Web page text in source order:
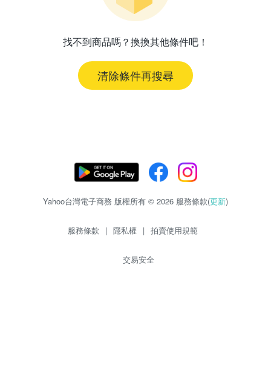
找不到商品嗎？換換其他條件吧！
清除條件再搜尋
Yahoo台灣電子商務 版權所有 © 2026 服務條款(更新)
服務條款 | 隱私權 | 拍賣使用規範
交易安全